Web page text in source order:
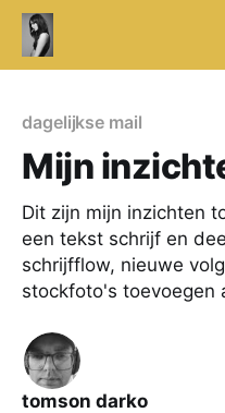
dagelijkse mail
Mijn
Dit zijn mijn inzichten
een tekst schrijf en
schrijfflow, nieuwe
stockfoto's toevoegen
tomson darko